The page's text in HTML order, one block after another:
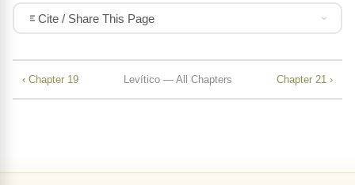
Cite / Share This Page
‹ Chapter 19 Levítico — All Chapters Chapter 21 ›